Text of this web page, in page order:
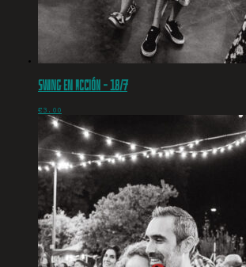
Swing en acción – 18/7
€3.00